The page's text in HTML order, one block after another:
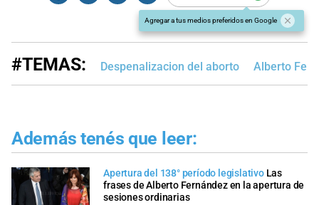
Agregar a tus medios preferidos en Google
#TEMAS: Despenalizacion del aborto Alberto
Además tenés que leer:
Apertura del 138° período legislativo Las
frases de Alberto Fernández en la apertura de
sesiones ordinarias